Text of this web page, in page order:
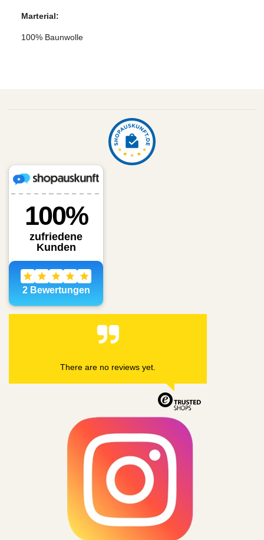
Marterial:
100% Baunwolle
There are no reviews yet.